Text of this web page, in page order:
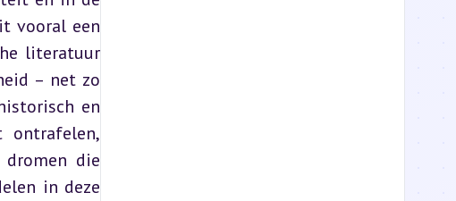
vooral een
literatuur
– net zo
en
ontrafelen,
die
in deze